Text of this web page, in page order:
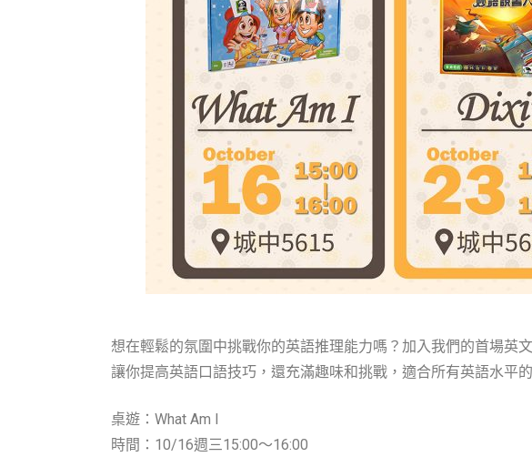
想在輕鬆的氛圍中挑戰你的英語推理能力嗎？加入我們的首場英
讓你提高英語口語技巧，還充滿趣味和挑戰，適合所有英語水平
桌遊：What Am I
時間：10/16週三15:00～16:00